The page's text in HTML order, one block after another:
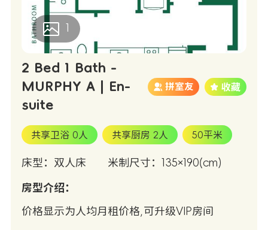
2 Bed 1 Bath -
MURPHY A | En-
suite
拼室友
共享卫浴 0人 共享厨房 2人 50平米
床型：双人床 米制尺寸：135×190(cm)
房型介绍：
价格显示为人均月租价格,可升级VIP房间